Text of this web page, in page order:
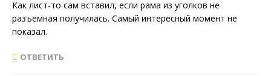
Как лист-то сам вставил, если рама из уголков не
разъемная получилась. Самый интересный момент не
показал.
ОТВЕТИТЬ